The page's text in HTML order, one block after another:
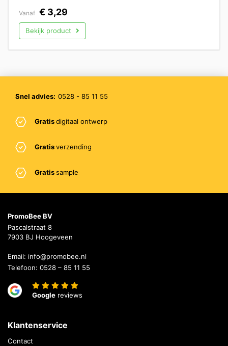
Vanaf € 3,29
Bekijk product
Snel advies: 0528 - 85 11 55
Gratisdigitaal ontwerp
Gratisverzending
Gratissample
PromoBee BV
Pascalstraat 8
7903 BJ Hoogeveen
Email: info@promobee.nl
Telefoon: 0528 – 85 11 55
Google reviews
Klantenservice
Contact